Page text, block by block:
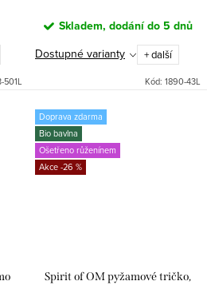
501L
Skladem, dodání do 5 dnů
Dostupné varianty + další
Kód: 1890-43L
Doprava zdarma
Bio bavlna
Ošetřeno růženínem
-26 %
Spirit of OM pyžamové tričko,